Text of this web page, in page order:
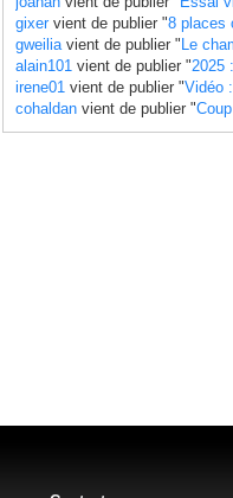
gixervient de publier "8 places
gweiliavient de publier " Le
alain101 vient de publier "2025
irene01 vient de publier "Vidéo
cohaldan vient de publier "